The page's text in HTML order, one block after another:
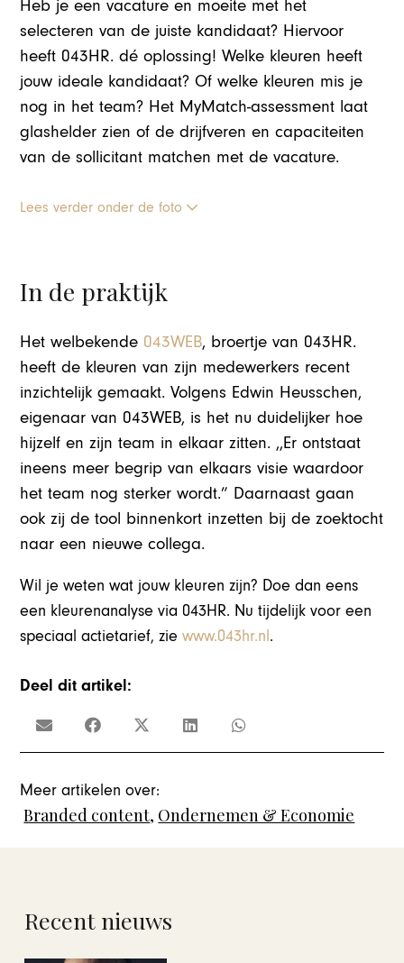
Heb je een vacature en moeite met het
selecteren van de juiste kandidaat? Hiervoor
heeft 043HR. dé oplossing! Welke kleuren heeft
jouw ideale kandidaat? Of welke kleuren mis je
nog in het team? Het MyMatch-assessment laat
glashelder zien of de drijfveren en capaciteiten
van de sollicitant matchen met de vacature.
Lees verder onder de foto
In de praktijk
Het welbekende 043WEB, broertje van 043HR.
heeft de kleuren van zijn medewerkers recent
inzichtelijk gemaakt. Volgens Edwin Heusschen,
eigenaar van 043WEB, is het nu duidelijker hoe
hijzelf en zijn team in elkaar zitten. ,,Er ontstaat
ineens meer begrip van elkaars visie waardoor
het team nog sterker wordt.” Daarnaast gaan
ook zij de tool binnenkort inzetten bij de zoektocht
naar een nieuwe collega.
Wil je weten wat jouw kleuren zijn? Doe dan eens
een kleurenanalyse via 043HR. Nu tijdelijk voor een
speciaal actietarief, ziewww.043hr.nl .
Deel dit artikel:
Meer artikelen over:
Branded content, Ondernemen & Economie
Recent nieuws